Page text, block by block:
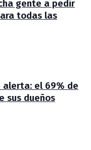
gente a pedir
todas las
alerta: el 69% de
sus dueños